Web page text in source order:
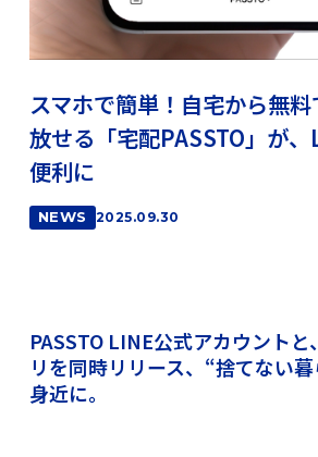
スマホで簡単！自宅から無
放せる「宅配PASSTO」が
便利に
NEWS 2025.09.30
PASSTO LINE公式アカウント
リを同時リリース、“捨てない
身近に。